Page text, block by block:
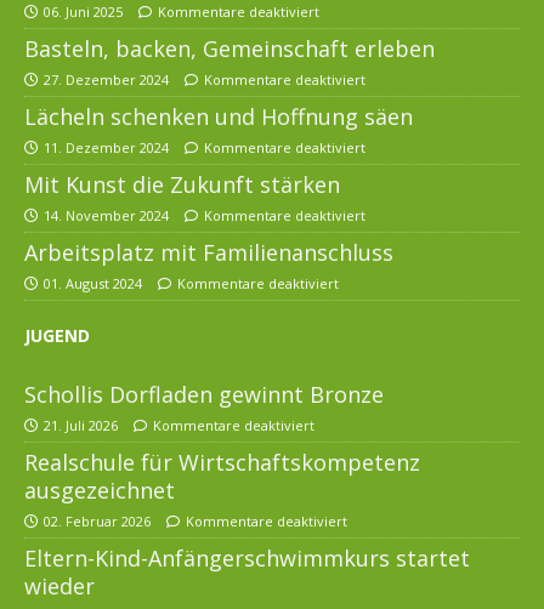
06. Juni 2025 Kommentare deaktiviert
Basteln, backen, Gemeinschaft erleben
27. Dezember 2024 Kommentare deaktiviert
Lächeln schenken und Hoffnung säen
11. Dezember 2024 Kommentare deaktiviert
Mit Kunst die Zukunft stärken
14. November 2024 Kommentare deaktiviert
Arbeitsplatz mit Familienanschluss
01. August 2024 Kommentare deaktiviert
JUGEND
Schollis Dorfladen gewinnt Bronze
21. Juli 2026 Kommentare deaktiviert
Realschule für Wirtschaftskompetenz
ausgezeichnet
02. Februar 2026 Kommentare deaktiviert
Eltern-Kind-Anfängerschwimmkurs startet
wieder